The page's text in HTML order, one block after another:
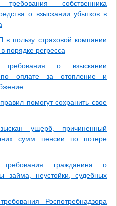
требования собственника
о взыскании убытков в
в пользу страховой компании
порядке регресса
требования о взыскании
по оплате за отопление и
помогут сохранить свое
ущерб, причиненный
сумм пенсии по потере
требования гражданина о
займа, неустойки, судебных
Роспотребнадзора